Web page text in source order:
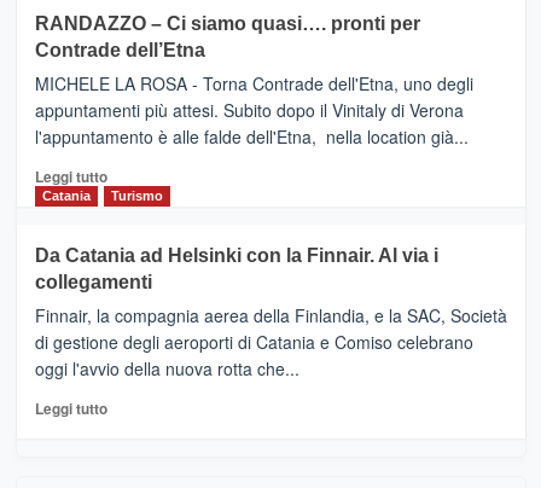
IL
NUOVO
SUMMER
CLUB
VIAGRANDE
(Ct)
–
Benanti
presenta
“Vino
&
Cultura
tappe
dell’enoturismo
RANDAZZO – Ci siamo quasi…. pronti per
Contrade dell’Etna
MICHELE LA ROSA - Torna Contrade dell'Etna, uno degli
appuntamenti più attesi. Subito dopo il Vinitaly di Verona
l'appuntamento è alle falde dell'Etna, nella location già...
Leggi tuttoLeggi
di
RANDAZZO
–
Ci
siamo
quasi….
pronti
per
Catania Turismo
Da Catania ad Helsinki con la Finnair. Al via i
collegamenti
Finnair, la compagnia aerea della Finlandia, e la SAC, Società
di gestione degli aeroporti di Catania e Comiso celebrano
oggi l'avvio della nuova rotta che...
Leggi tuttoLeggi